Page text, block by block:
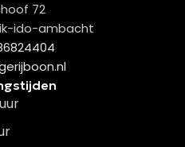
72
ido-ambacht